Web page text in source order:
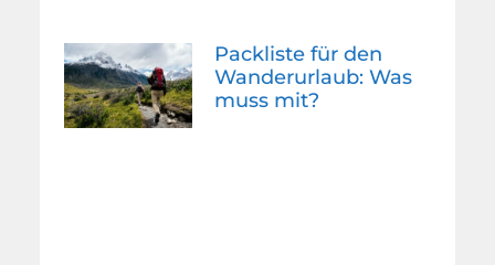
Packliste für den
Wanderurlaub: Was
muss mit?